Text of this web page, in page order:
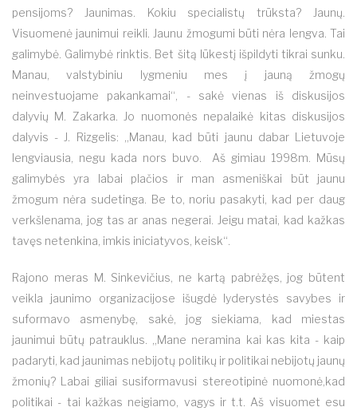
pensijoms? Jaunimas. Kokiu specialistų trūksta? Jaunų.
Visuomenė jaunimui reikli. Jaunu žmogumi būti nėra lengva. Tai
galimybė. Galimybė rinktis. Bet šitą lūkestį išpildyti tikrai sunku.
Manau, valstybiniu lygmeniu mes į jauną žmogų
neinvestuojame pakankamai“, - sakė vienas iš diskusijos
dalyvių M. Zakarka. Jo nuomonės nepalaikė kitas diskusijos
dalyvis - J. Rizgelis: „Manau, kad būti jaunu dabar Lietuvoje
lengviausia, negu kada nors buvo. Aš gimiau 1998m. Mūsų
galimybės yra labai plačios ir man asmeniškai būt jaunu
žmogum nėra sudetinga. Be to, noriu pasakyti, kad per daug
verkšlenama, jog tas ar anas negerai. Jeigu matai, kad kažkas
tavęs netenkina, imkis iniciatyvos, keisk“.
Rajono meras M. Sinkevičius, ne kartą pabrėžęs, jog būtent
veikla jaunimo organizacijose išugdė lyderystės savybes ir
suformavo asmenybę, sakė, jog siekiama, kad miestas
jaunimui būtų patrauklus. „Mane neramina kai kas kita - kaip
padaryti, kad jaunimas nebijotų politikų ir politikai nebijotų jaunų
žmonių? Labai giliai susiformavusi stereotipinė nuomonė,kad
politikai - tai kažkas neigiamo, vagys ir t.t. Aš visuomet esu